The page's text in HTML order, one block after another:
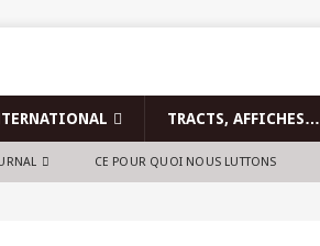
TRACTS, AFFICHES…
CE POUR QUOI NOUS LUTTONS